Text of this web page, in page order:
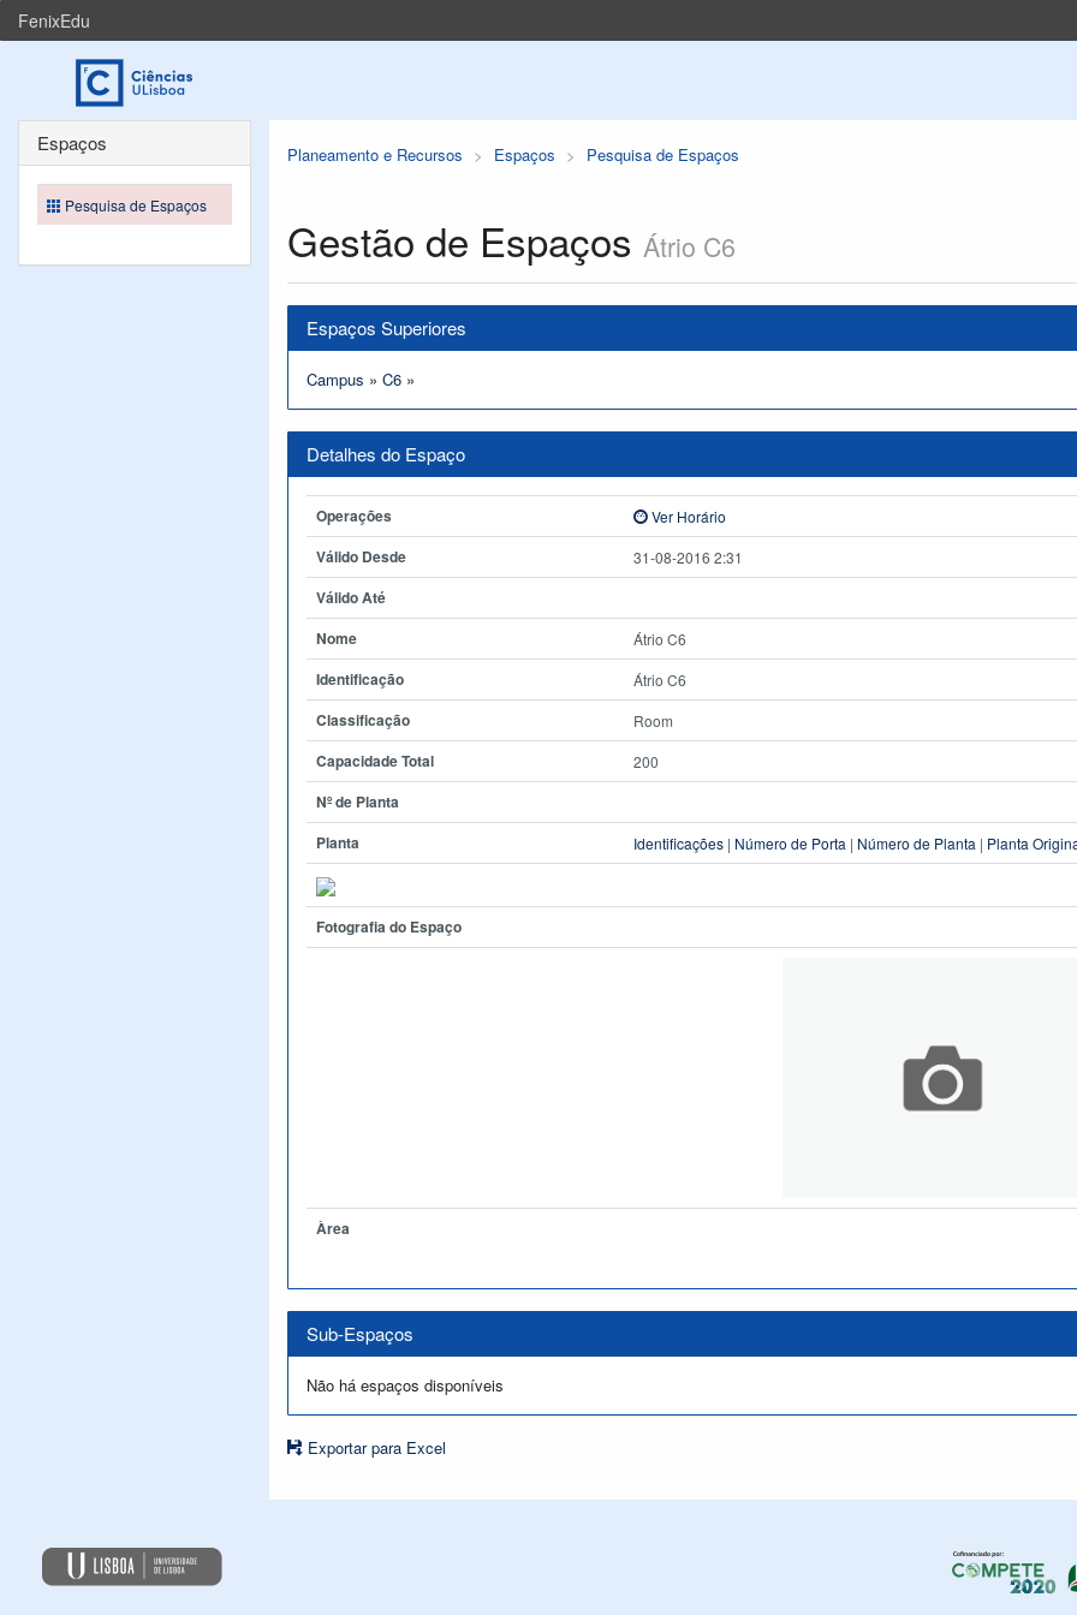
FenixEdu
Planeamento e Recursos Espaços Pesquisa de Espaços
Gestão de Espaços Átrio C6
Espaços Superiores
Campus » C6 »
Detalhes do Espaço
Operações Ver Horário
Válido Desde 31-08-2016 2:31
Válido Até
Nome
Átrio C6
Identificação Átrio C6
Classificação Room
Capacidade Total 200
Nº de Planta
Planta
Identificações | Número de Porta | Número de Planta | Planta
Fotografia do Espaço
Àrea
Sub-Espaços
Não há espaços disponíveis
Exportar para Excel
Espaços
Pesquisa de Espaços